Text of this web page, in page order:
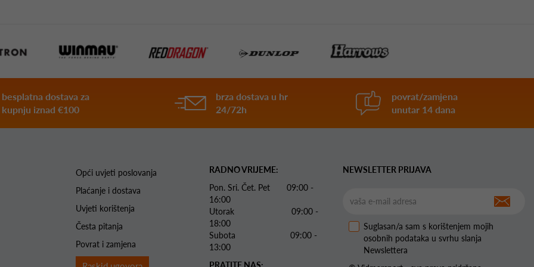
besplatna dostava za
kupnju iznad €100
brza dostava u hr
24/72h
povrat/zamjena
unutar 14 dana
Opći uvjeti poslovanja
Plaćanje i dostava
Uvjeti korištenja
Česta pitanja
Povrat i zamjena
RADNO VRIJEME:
Pon. Sri. Čet. Pet 09:00 -
16:00
Utorak 09:00 -
18:00
Subota 09:00 -
13:00
PRATITE NAS:
NEWSLETTER PRIJAVA
Suglasan/a sam s korištenjem mojih
osobnih podataka u svrhu slanja
Newslettera